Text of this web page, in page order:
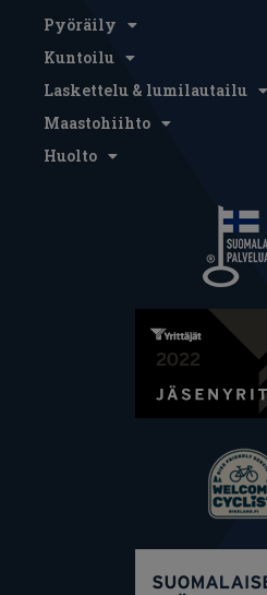
Pyöräily
Kuntoilu
Laskettelu & lumilautailu
Maastohiihto
Huolto